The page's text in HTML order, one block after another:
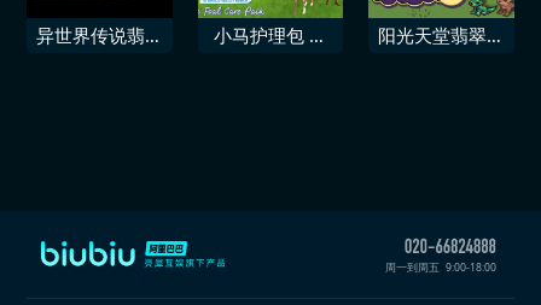
包
·翡翠」
异世界传说翡翠
小马护理包 马
阳光天堂翡翠优
周一到周五 9:00-18:00